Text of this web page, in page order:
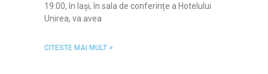
19:00, în Iași, în sala de conferințe a Hotelului
Unirea, va avea
CITESTE MAI MULT >